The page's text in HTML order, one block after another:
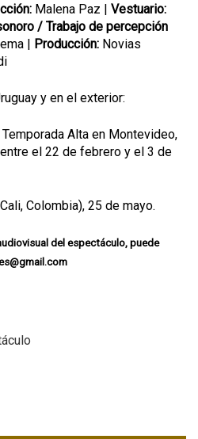
Malena Paz | Vestuario:
/ Trabajo de percepción
| Producción: Novias
y en el exterior:
Alta en Montevideo,
el 22 de febrero y el 3 de
Colombia), 25 de mayo.
del espectáculo, puede